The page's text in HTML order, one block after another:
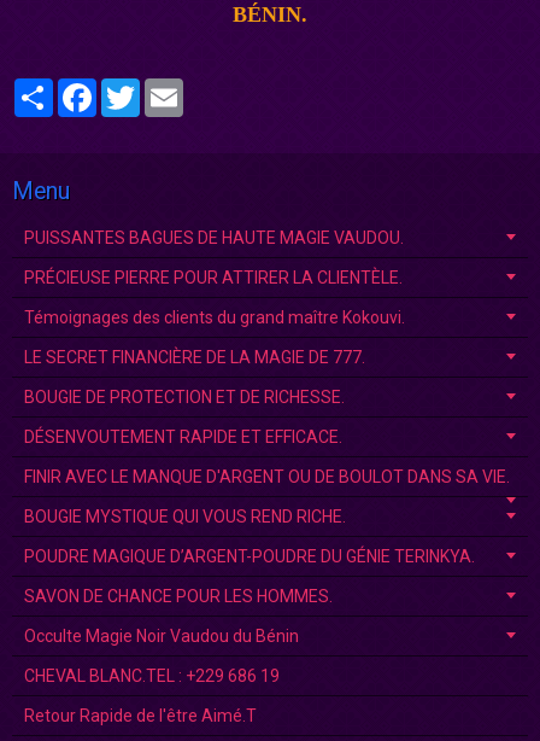
BÉNIN.
PartagerFacebook
Twitter
Menu
PUISSANTES BAGUES DE HAUTE MAGIE VAUDOU.
PRÉCIEUSE PIERRE POUR ATTIRER LA CLIENTÈLE.
Témoignages des clients du grand maître Kokouvi.
LE SECRET FINANCIÈRE DE LA MAGIE DE 777.
BOUGIE DE PROTECTION ET DE RICHESSE.
DÉSENVOUTEMENT RAPIDE ET EFFICACE.
FINIR AVEC LE MANQUE D'ARGENT OU DE BOULOT DANS SA VIE.
BOUGIE MYSTIQUE QUI VOUS REND RICHE.
POUDRE MAGIQUE D’ARGENT-POUDRE DU GÉNIE TERINKYA.
SAVON DE CHANCE POUR LES HOMMES.
Occulte Magie Noir Vaudou du Bénin
CHEVAL BLANC.TEL : +229 686 19
Retour Rapide de l'être Aimé.T